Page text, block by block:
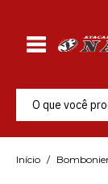
Início